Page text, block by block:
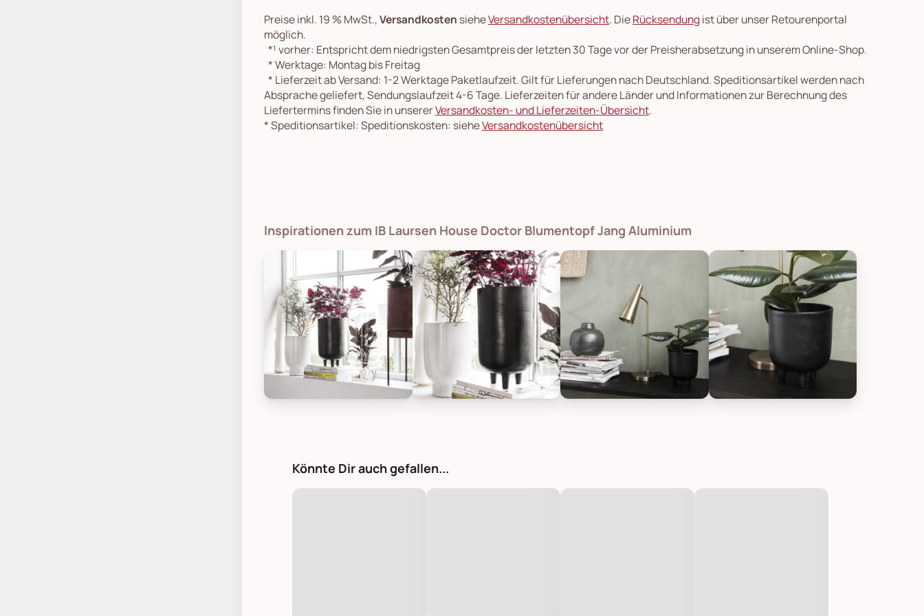
Preise inkl. 19 % MwSt.,Versandkosten sieheVersandkostenübersicht. DieRücksendungist über unser Retourenportal
möglich.
*¹vorher: Entspricht dem niedrigsten Gesamtpreis der letzten 30 Tage vor der Preisherabsetzung in unserem Online-Shop.
*Werktage: Montag bis Freitag
* Lieferzeit ab Versand: 1-2 Werktage Paketlaufzeit. Gilt für Lieferungen nach Deutschland. Speditionsartikel werden nach
Absprache geliefert, Sendungslaufzeit 4-6 Tage. Lieferzeiten für andere Länder und Informationen zur Berechnung des
Liefertermins finden Sie in unsererVersandkosten- und Lieferzeiten-Übersicht.
*Speditionsartikel: Speditionskosten: sieheVersandkostenübersicht
Inspirationen zum IB Laursen House Doctor Blumentopf Jang Aluminium
Könnte Dir auch gefallen...